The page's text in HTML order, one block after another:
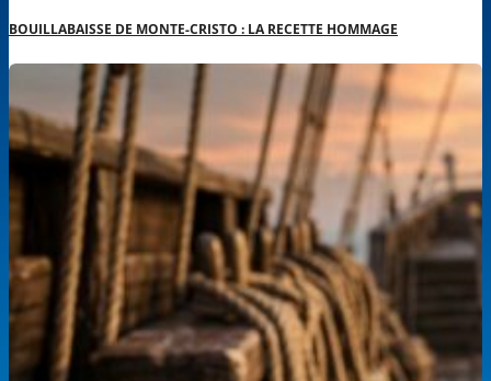
BOUILLABAISSE DE MONTE-CRISTO : LA RECETTE HOMMAGE